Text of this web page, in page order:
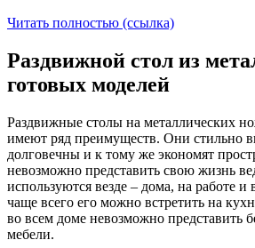
Читать полностью (ссылка)
Раздвижной стол из
готовых моделей
Раздвижные столы на металлических
имеют ряд преимуществ. Они стильно
долговечны и к тому же экономят
невозможно представить свою жизнь
используются везде – дома, на работе
чаще всего его можно встретить на
во всем доме невозможно представить
мебели.